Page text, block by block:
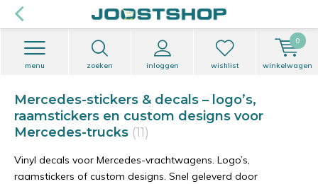
zoeken inloggen
menu wishlist winkelwagen
0
Mercedes-stickers & decals – logo’s,
raamstickers en custom designs voor
Mercedes-trucks (11)
Vinyl decals voor Mercedes-vrachtwagens. Logo’s,
raamstickers of custom designs. Snel geleverd door